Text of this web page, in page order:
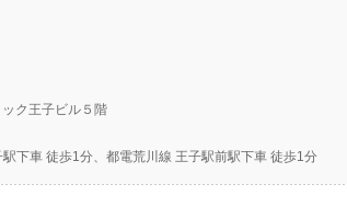
ク王子ビル５階
下車 徒歩1分、都電荒川線 王子駅前駅下車 徒歩1分